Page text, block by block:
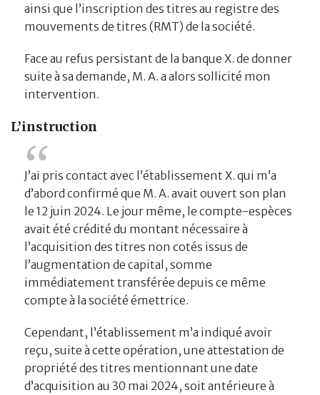
ainsi que l’inscription des titres au registre des
mouvements de titres (RMT) de la société.
Face au refus persistant de la banque X. de donner
suite à sa demande, M. A. a alors sollicité mon
intervention.
L’instruction
J’ai pris contact avec l’établissement X. qui m’a
d’abord confirmé que M. A. avait ouvert son plan
le 12 juin 2024. Le jour même, le compte-espèces
avait été crédité du montant nécessaire à
l’acquisition des titres non cotés issus de
l’augmentation de capital, somme
immédiatement transférée depuis ce même
compte à la société émettrice.
Cependant, l’établissement m’a indiqué avoir
reçu, suite à cette opération, une attestation de
propriété des titres mentionnant une date
d’acquisition au 30 mai 2024, soit antérieure à